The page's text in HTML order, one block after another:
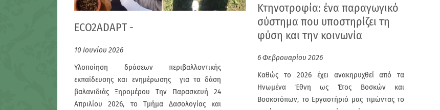
ECO2ADAPT -
10 Ιουνίου 2026
Υλοποίηση δράσεων περιβαλλοντικής
εκπαίδευσης και ενημέρωσης για τα δάση
βαλανιδιάς Ξηρομέρου Την Παρασκευή 24
Απριλίου 2026, το Τμήμα Δασολογίας και
Κτηνοτροφία: ένα παραγωγικό
σύστημα που υποστηρίζει τη
φύση και την κοινωνία
6 Φεβρουαρίου 2026
Καθώς το 2026 έχει ανακηρυχθεί από τα
Ηνωμένα Έθνη ως Έτος Βοσκών και
Βοσκοτόπων, το Εργαστήριό μας τιμώντας το